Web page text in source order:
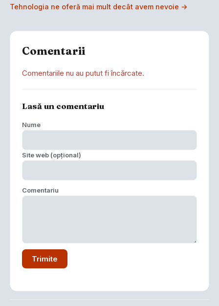
Tehnologia ne oferă mai mult decât avem nevoie →
Comentarii
Comentariile nu au putut fi încărcate.
Lasă un comentariu
Nume
Site web (opțional)
Comentariu
Trimite